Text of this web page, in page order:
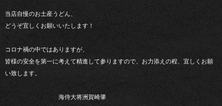
当店自慢のお土産うどん、
どうぞ宜しくお願いいたします！
コロナ禍の中ではありますが、
皆様の安全を第一に考えて精進して参りますので、お力添えの程、宜しくお願
い致します。
海侍大将洲賀崎肇